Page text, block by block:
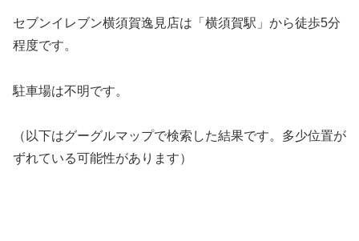
セブンイレブン横須賀逸見店は「横須賀駅」から徒歩5分
程度です。
駐車場は不明です。
（以下はグーグルマップで検索した結果です。多少位置が
ずれている可能性があります）